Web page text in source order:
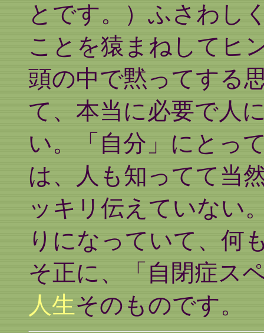
とです。）ふさわし
ことを猿まねしてヒ
頭の中で黙ってする
て、本当に必要で人
い。「自分」にとっ
は、人も知ってて当
ッキリ伝えていない
りになっていて、何
そ正に、「自閉症ス
人生そのものです。